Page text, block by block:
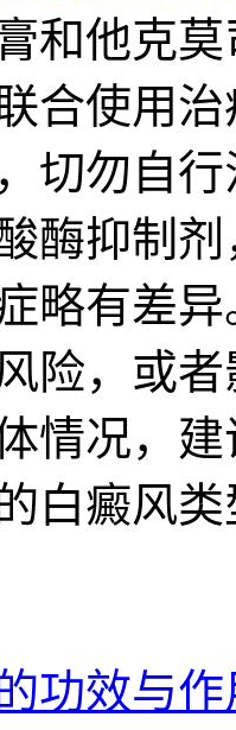
和他克
合使用
切勿自
酶抑制
略有差
险，或
情况，
白癜风
功效与作